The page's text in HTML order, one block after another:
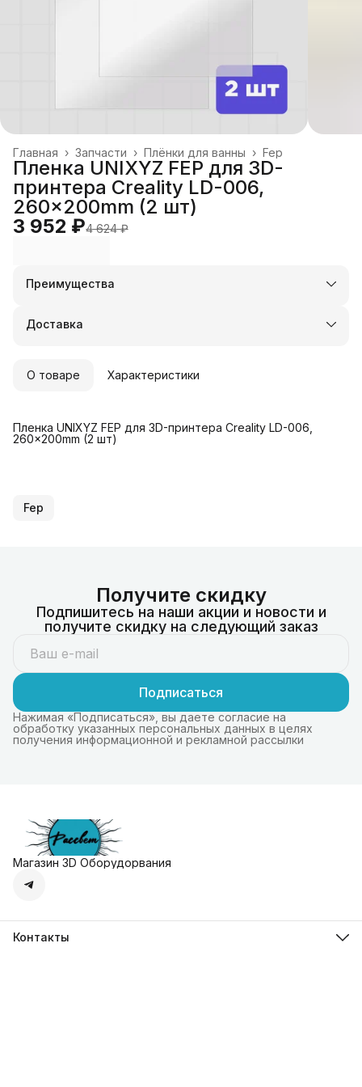
Fep
Плёнки для ванны ›
Запчасти ›
Главная ›
Пленка UNIXYZ FEP для 3D-
принтера Creality LD-006,
260x200mm (2 шт)
3 952 ₽4 624 ₽
Преимущества
Оплата частями в Сплит
Удобный возврат
Доставка
О товаре Характеристики
Пленка UNIXYZ FEP для 3D-принтера Creality LD-006,
260x200mm (2 шт)
Fep
Получите скидку
Подпишитесь на наши акции и новости и
получите скидку на следующий заказ
Подписаться
Нажимая «Подписаться», вы даете согласие на
обработку указанных персональных данных в целях
получения информационной и рекламной рассылки
Магазин 3D Оборудорвания
Контакты